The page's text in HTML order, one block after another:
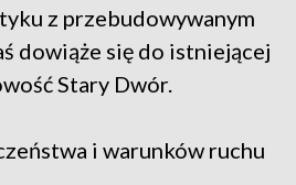
z przebudowywanym
dowiąże się do istniejącej
Stary Dwór.
i warunków ruchu